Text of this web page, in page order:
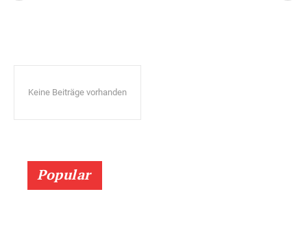
Keine Beiträge vorhanden
Popular